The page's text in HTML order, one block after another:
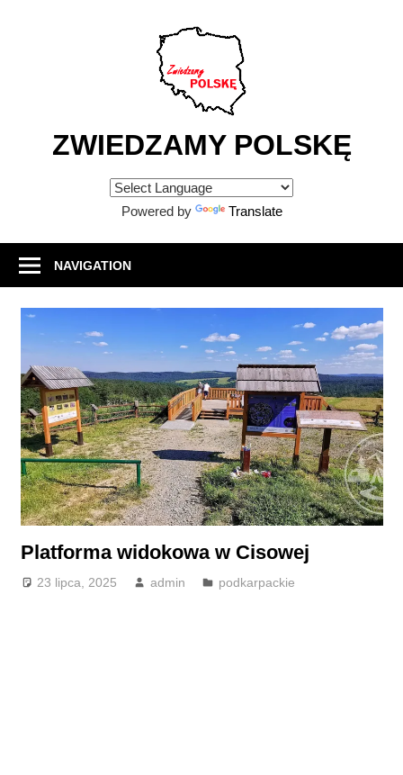
ZWIEDZAMY POLSKĘ
Powered by Translate
NAVIGATION
Platforma widokowa w Cisowej
23 lipca, 2025 admin podkarpackie